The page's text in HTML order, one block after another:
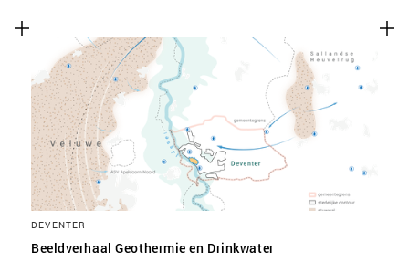
DEVENTER
Beeldverhaal Geothermie en Drinkwater